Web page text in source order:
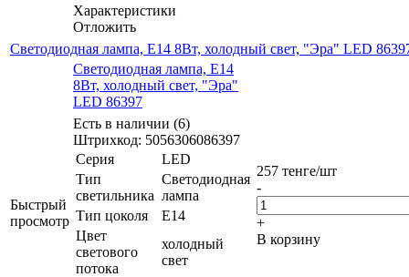
Характеристики
Отложить
Светодиодная лампа, E14 8Вт, холодный свет, "Эра" LED
Быстрый
просмотр
Светодиодная лампа, E14
8Вт, холодный свет, "Эра"
LED 86397
Есть в наличии (6)
Штрихкод: 5056306086397
Серия
LED
Тип
светильника
Светодиодная
лампа
Тип цоколя
E14
Цвет
светового
потока
холодный
свет
257 тенге/шт
-
+
В корзину